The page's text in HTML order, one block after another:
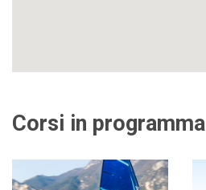
Corsi in programma